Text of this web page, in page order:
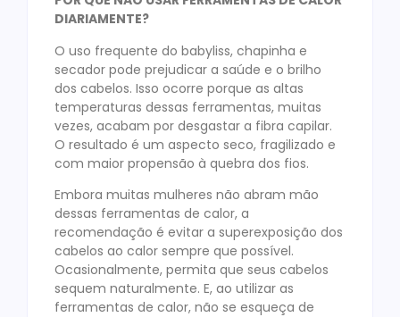
DIARIAMENTE?
O uso frequente do babyliss, chapinha e
secador pode prejudicar a saúde e o brilho
dos cabelos. Isso ocorre porque as altas
temperaturas dessas ferramentas, muitas
vezes, acabam por desgastar a fibra capilar.
O resultado é um aspecto seco, fragilizado e
com maior propensão à quebra dos fios.
Embora muitas mulheres não abram mão
dessas ferramentas de calor, a
recomendação é evitar a superexposição dos
cabelos ao calor sempre que possível.
Ocasionalmente, permita que seus cabelos
sequem naturalmente. E, ao utilizar as
ferramentas de calor, não se esqueça de